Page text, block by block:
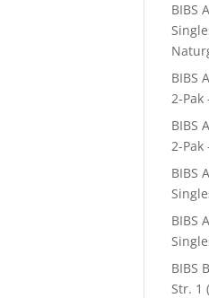
BIBS
BIBS
2-Pak
BIBS
2-Pak
BIBS
BIBS
BIBS
Str. 1